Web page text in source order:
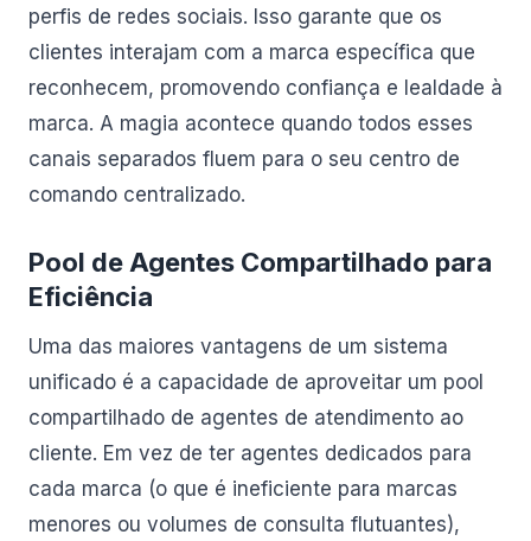
perfis de redes sociais. Isso garante que os
clientes interajam com a marca específica que
reconhecem, promovendo confiança e lealdade à
marca. A magia acontece quando todos esses
canais separados fluem para o seu centro de
comando centralizado.
Pool de Agentes Compartilhado para
Eficiência
Uma das maiores vantagens de um sistema
unificado é a capacidade de aproveitar um pool
compartilhado de agentes de atendimento ao
cliente. Em vez de ter agentes dedicados para
cada marca (o que é ineficiente para marcas
menores ou volumes de consulta flutuantes),